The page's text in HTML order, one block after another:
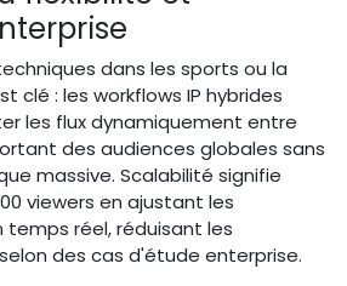
dans les sports ou la
clé : les workflows IP hybrides
les flux dynamiquement entre
des audiences globales sans
massive. Scalabilité signifie
viewers en ajustant les
temps réel, réduisant les
des cas d'étude enterprise.